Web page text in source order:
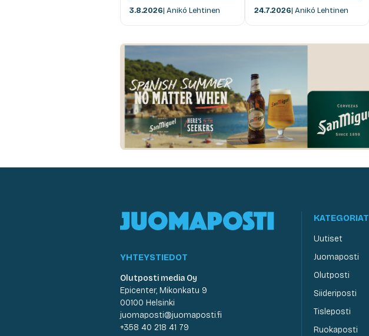
3.8.2026| Anikó Lehtinen 24.7.2026| Anikó Lehtinen
YHTEYSTIEDOT
Olutposti media Oy
Epicenter, Mikonkatu 9
00100 Helsinki
juomaposti@juomaposti.fi
+358 40 218 41 79
KATEGORIAT
Uutiset
Juomaposti
Olutposti
Siideriposti
Tisleposti
Ruokaposti